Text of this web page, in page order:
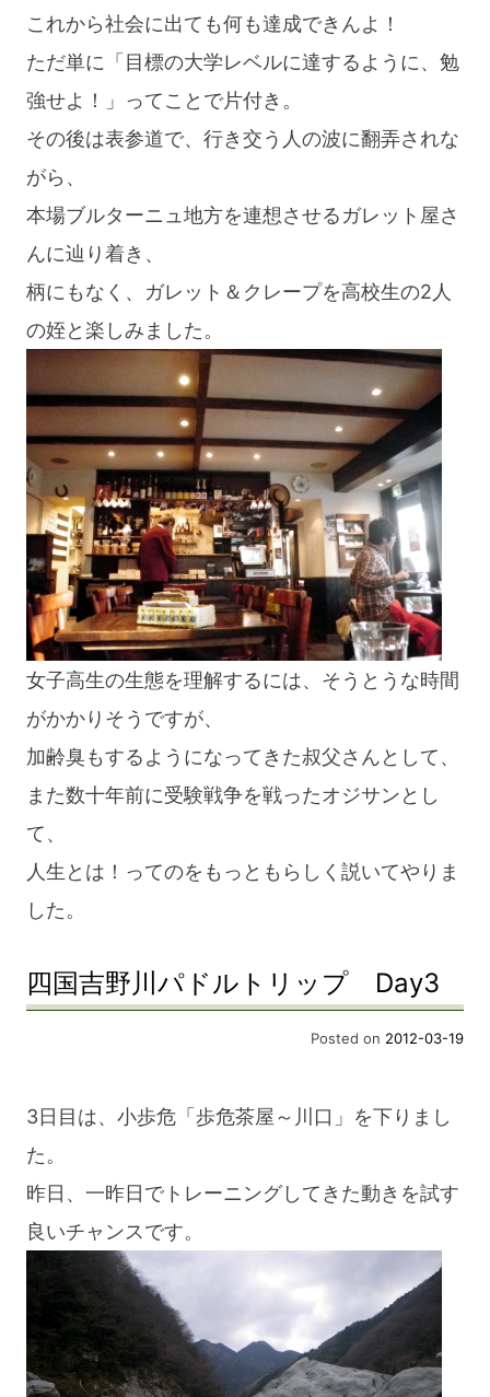
これから社会に出ても何も達成できんよ！
ただ単に「目標の大学レベルに達するように、勉
強せよ！」ってことで片付き。
その後は表参道で、行き交う人の波に翻弄されな
がら、
本場ブルターニュ地方を連想させるガレット屋さ
んに辿り着き、
柄にもなく、ガレット＆クレープを高校生の2人
の姪と楽しみました。
女子高生の生態を理解するには、そうとうな時間
がかかりそうですが、
加齢臭もするようになってきた叔父さんとして、
また数十年前に受験戦争を戦ったオジサンとし
て、
人生とは！ってのをもっともらしく説いてやりま
した。
四国吉野川パドルトリップ Day3
Posted on 2012-03-19
3日目は、小歩危「歩危茶屋～川口」を下りまし
た。
昨日、一昨日でトレーニングしてきた動きを試す
良いチャンスです。